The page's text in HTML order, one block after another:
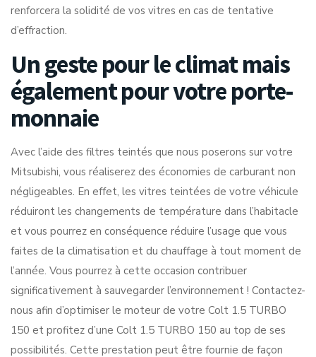
renforcera la solidité de vos vitres en cas de tentative
d’effraction.
Un geste pour le climat mais
également pour votre porte-
monnaie
Avec l’aide des filtres teintés que nous poserons sur votre
Mitsubishi, vous réaliserez des économies de carburant non
négligeables. En effet, les vitres teintées de votre véhicule
réduiront les changements de température dans l’habitacle
et vous pourrez en conséquence réduire l’usage que vous
faites de la climatisation et du chauffage à tout moment de
l’année. Vous pourrez à cette occasion contribuer
significativement à sauvegarder l’environnement ! Contactez-
nous afin d’optimiser le moteur de votre Colt 1.5 TURBO
150 et profitez d’une Colt 1.5 TURBO 150 au top de ses
possibilités. Cette prestation peut être fournie de façon